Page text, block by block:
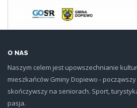
O NAS
Naszym celem jest upowszechnianie
mieszkańców Gminy Dopiewo -
skończywszy na seniorach. Sport,
pasja.